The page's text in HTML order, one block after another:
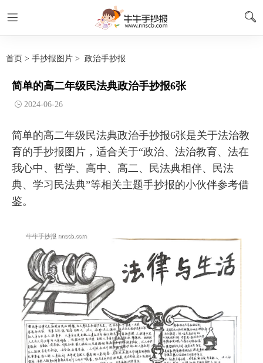
首页 > 手抄报图片 > 政治手抄报
简单的高二年级民法典政治手抄报6张
2024-06-26
简单的高二年级民法典政治手抄报6张是关于法治教
育的手抄报图片，适合关于“政治、法治教育、法在
我心中、哲学、高中、高二、民法典相伴、民法
典、学习民法典”等相关主题手抄报的小伙伴参考借
鉴。